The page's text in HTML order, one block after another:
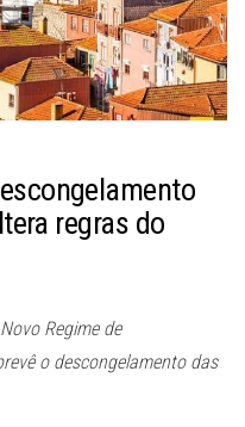
regras do
Regime de
o descongelamento das